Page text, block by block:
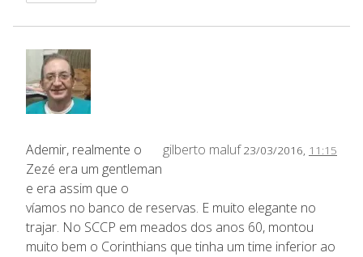
gilberto maluf 23/03/2016, 11:15
Ademir, realmente o
Zezé era um gentleman
e era assim que o
víamos no banco de reservas. E muito elegante no
trajar. No SCCP em meados dos anos 60, montou
muito bem o Corinthians que tinha um time inferior ao